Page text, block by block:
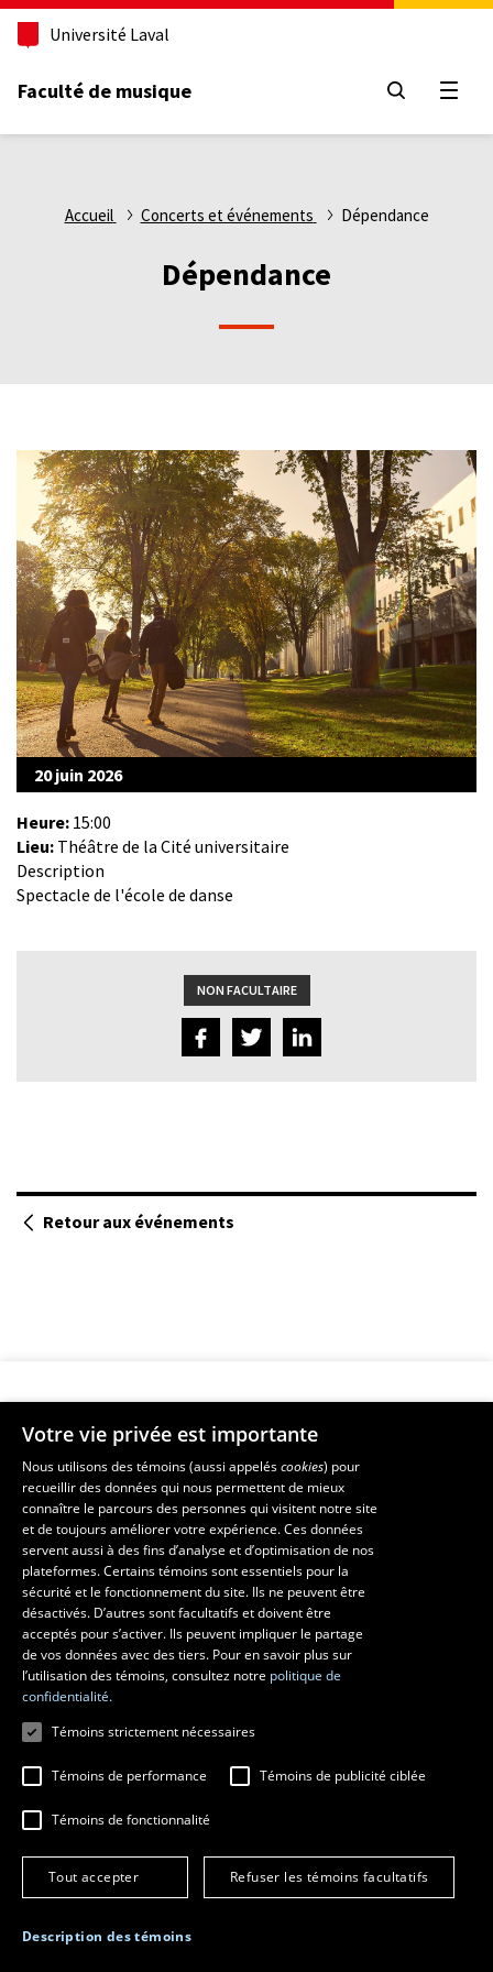
Aller
principal
Université Laval
Faculté de musique
Accueil Concerts et événements Dépendance
Dépendance
20 juin 2026
Heure: 15:00
Lieu: Théâtre de la Cité universitaire
Description
Spectacle de l'école de danse
NON FACULTAIRE
Retour aux événements
Faculté de musique
Pavillon Louis-Jacques-Casault
1055, avenue du Séminaire, Québec (Québec)  G1V 0A6
Téléphone: 418 656-7061
Suivez-nous sur Facebook
Suivez-nous sur YouTube
Conditions générales d'utilisation
Fraude en ligne
Paramétrer les témoins
Votre vie privée est importante
Nous utilisons des témoins (aussi appeléscookies) pour
recueillir des données qui nous permettent de mieux
connaître le parcours des personnes qui visitent notre site
et de toujours améliorer votre expérience. Ces données
servent aussi à des fins d’analyse et d’optimisation de nos
plateformes. Certains témoins sont essentiels pour la
sécurité et le fonctionnement du site. Ils ne peuvent être
désactivés. D’autres sont facultatifs et doivent être
acceptés pour s’activer. Ils peuvent impliquer le partage
de vos données avec des tiers. Pour en savoir plus sur
l’utilisation des témoins, consultez notre politique de
confidentialité.
Témoins strictement nécessaires
Témoins de performance Témoins de publicité ciblée
Témoins de fonctionnalité
Tout accepter Refuser les témoins facultatifs
Description des témoins